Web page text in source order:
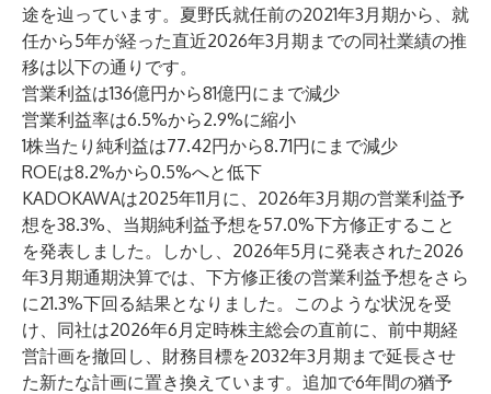
途を辿っています。夏野氏就任前の2021年3月期から、就
任から5年が経った直近2026年3月期までの同社業績の推
移は以下の通りです。
営業利益は136億円から81億円にまで減少
営業利益率は6.5%から2.9%に縮小
1株当たり純利益は77.42円から8.71円にまで減少
ROEは8.2%から0.5%へと低下
KADOKAWAは2025年11月に、2026年3月期の営業利益予
想を38.3%、当期純利益予想を57.0%下方修正すること
を発表しました。しかし、2026年5月に発表された2026
年3月期通期決算では、下方修正後の営業利益予想をさら
に21.3%下回る結果となりました。このような状況を受
け、同社は2026年6月定時株主総会の直前に、前中期経
営計画を撤回し、財務目標を2032年3月期まで延長させ
た新たな計画に置き換えています。追加で6年間の猶予